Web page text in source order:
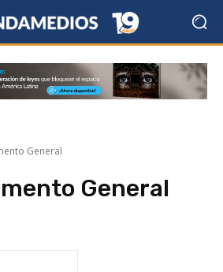
General
General